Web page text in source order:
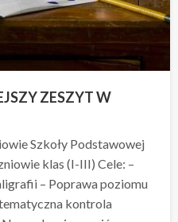
ZESZYT W
Szkoły Podstawowej
klas (I-III) Cele: –
– Poprawa poziomu
kontrola